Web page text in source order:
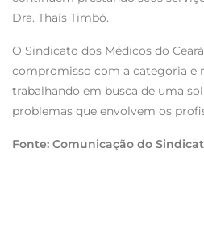
Dra. Thaís Timbó.
O Sindicato dos Médicos do
compromisso com a categoria e
trabalhando em busca de uma
problemas que envolvem os
Fonte: Comunicação do